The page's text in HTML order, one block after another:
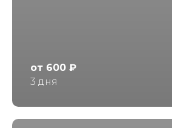
от 600 ₽
3 дня